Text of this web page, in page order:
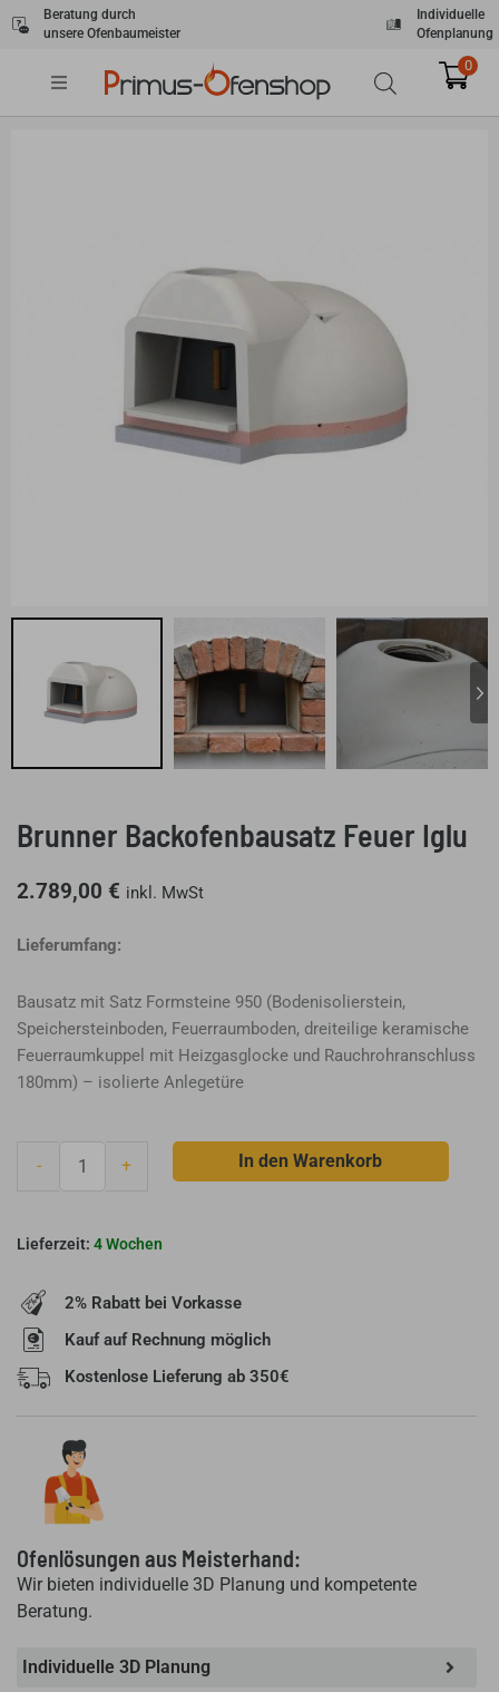
Zum
Inhalt
Beratung durch
unsere Ofenbaumeister
Individuelle
Ofenplanung
0
Brunner Backofenbausatz Feuer Iglu
2.789,00 € inkl. MwSt
Lieferumfang:
Bausatz mit Satz Formsteine 950 (Bodenisolierstein,
Speichersteinboden, Feuerraumboden, dreiteilige keramische
Feuerraumkuppel mit Heizgasglocke und Rauchrohranschluss
180mm) – isolierte Anlegetüre
-
Backofenbausatz
Iglu
+ In den Warenkorb
4 Wochen
2% Rabatt bei Vorkasse
Kauf auf Rechnung möglich
Kostenlose Lieferung ab 350€
Ofenlösungen aus Meisterhand:
Wir bieten individuelle 3D Planung und kompetente
Beratung.
Individuelle 3D Planung